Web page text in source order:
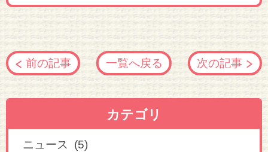
前の記事 一覧へ戻る 次の記事
カテゴリ
ニュース (5)